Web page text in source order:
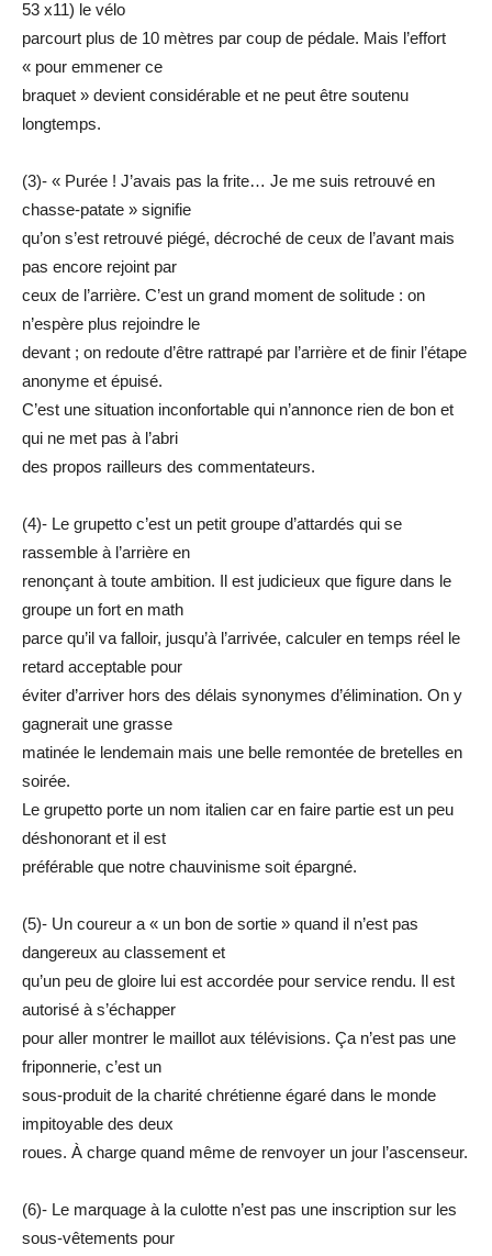
53 x11) le vélo
parcourt plus de 10 mètres par coup de pédale. Mais l’effort
« pour emmener ce
braquet » devient considérable et ne peut être soutenu
longtemps.
(3)- « Purée ! J’avais pas la frite… Je me suis retrouvé en
chasse-patate » signifie
qu’on s’est retrouvé piégé, décroché de ceux de l’avant mais
pas encore rejoint par
ceux de l’arrière. C’est un grand moment de solitude : on
n’espère plus rejoindre le
devant ; on redoute d’être rattrapé par l’arrière et de finir l’étape
anonyme et épuisé.
C’est une situation inconfortable qui n’annonce rien de bon et
qui ne met pas à l’abri
des propos railleurs des commentateurs.
(4)- Le grupetto c’est un petit groupe d’attardés qui se
rassemble à l’arrière en
renonçant à toute ambition. Il est judicieux que figure dans le
groupe un fort en math
parce qu’il va falloir, jusqu’à l’arrivée, calculer en temps réel le
retard acceptable pour
éviter d’arriver hors des délais synonymes d’élimination. On y
gagnerait une grasse
matinée le lendemain mais une belle remontée de bretelles en
soirée.
Le grupetto porte un nom italien car en faire partie est un peu
déshonorant et il est
préférable que notre chauvinisme soit épargné.
(5)- Un coureur a « un bon de sortie » quand il n’est pas
dangereux au classement et
qu’un peu de gloire lui est accordée pour service rendu. Il est
autorisé à s’échapper
pour aller montrer le maillot aux télévisions. Ça n’est pas une
friponnerie, c’est un
sous-produit de la charité chrétienne égaré dans le monde
impitoyable des deux
roues. À charge quand même de renvoyer un jour l’ascenseur.
(6)- Le marquage à la culotte n’est pas une inscription sur les
sous-vêtements pour